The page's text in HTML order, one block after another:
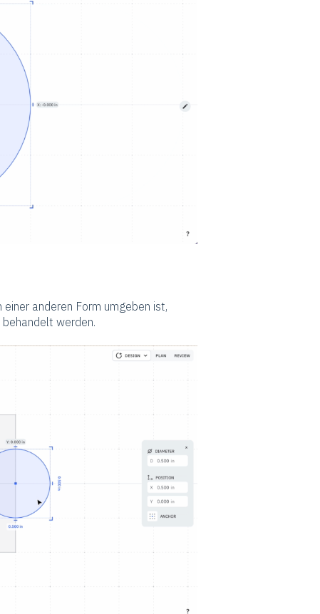
anderen Form umgeben ist,
werden.